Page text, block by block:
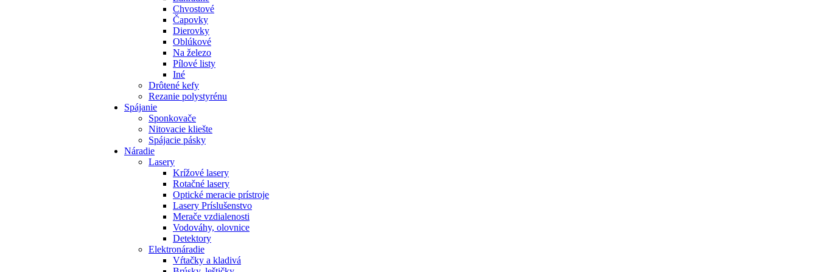
Chvostové
Čapovky
Dierovky
Oblúkové
Na železo
Pílové listy
Iné
Drôtené kefy
Rezanie polystyrénu
Spájanie
Sponkovače
Nitovacie kliešte
Spájacie pásky
Náradie
Lasery
Krížové lasery
Rotačné lasery
Optické meracie prístroje
Lasery Príslušenstvo
Merače vzdialenosti
Vodováhy, olovnice
Detektory
Elektronáradie
Vŕtačky a kladivá